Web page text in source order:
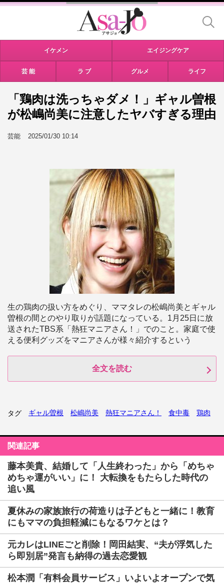
イケメン エイジングケア
芸 能 ラ ブ グルメ ライフ
「鶏肉は洗っちゃダメ！」ギャル曽根
が松嶋尚美に注意したヤバすぎる理由
芸能 2025/01/30 10:14
生の鶏肉の扱い方をめぐり、ママタレの松嶋尚美とギャル
曽根の間とのやり取りが話題になっている。1月25日に放
送されたTBS系「熱狂マニアさん！」でのこと。家庭で使
える便利グッズをマニアさんが様々紹介するという
全文を読む
タグ ギャル曽根 松嶋尚美 熱狂マニアさん！ 食中毒 鶏肉
関連記事
藤本美貴、結婚して「人生終わった」から「めちゃ
めちゃ運がいい」に！ 大転換をもたらした時代の
追い風
夏休みの家族旅行の荷造りは子どもと一緒に！教育
にもママの負担軽減にもなるワケとは？
元カレはLINEごと削除！岡田結実、“夫が浮気した
ら即別居”発言も納得の過去恋愛観
松本潤「有料会員サービス」いよいよオープンで気